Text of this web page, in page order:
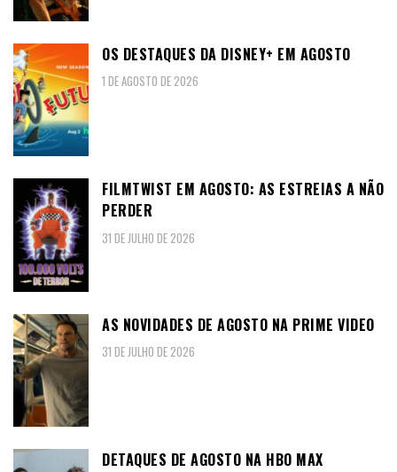
OS DESTAQUES DA DISNEY+ EM AGOSTO
1 DE AGOSTO DE 2026
FILMTWIST EM AGOSTO: AS ESTREIAS A NÃO
PERDER
31 DE JULHO DE 2026
AS NOVIDADES DE AGOSTO NA PRIME VIDEO
31 DE JULHO DE 2026
DETAQUES DE AGOSTO NA HBO MAX